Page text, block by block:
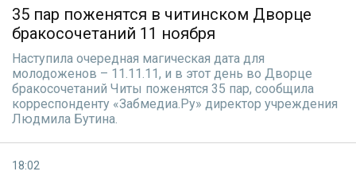
35 пар поженятся в читинском Дворце
бракосочетаний 11 ноября
Наступила очередная магическая дата для
молодоженов – 11.11.11, и в этот день во Дворце
бракосочетаний Читы поженятся 35 пар, сообщила
корреспонденту «Забмедиа.Ру» директор учреждения
Людмила Бутина.
18:02